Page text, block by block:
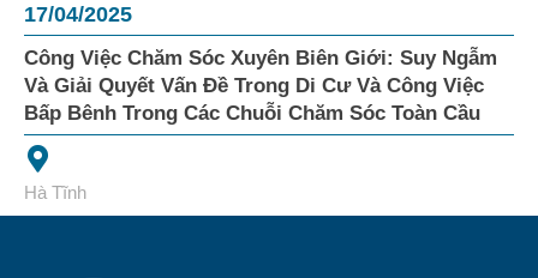
17/04/2025
Công Việc Chăm Sóc Xuyên Biên Giới: Suy Ngẫm
Và Giải Quyết Vấn Đề Trong Di Cư Và Công Việc
Bấp Bênh Trong Các Chuỗi Chăm Sóc Toàn Cầu
Hà Tĩnh